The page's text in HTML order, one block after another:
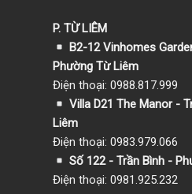
P. TỪ LIÊM
B2-12 Vinhomes
Phường Từ Liêm
Điện thoại: 0988.817.999
Villa D21 The Manor -
Liêm
Điện thoại: 0983.979.066
Số 122 - Trần Bình -
Điện thoại: 0981.925.232